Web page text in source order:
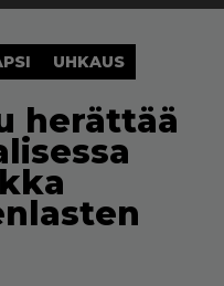
UHKAUS
herättää